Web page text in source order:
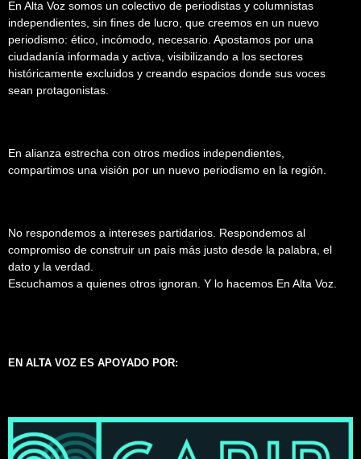
En Alta Voz somos un colectivo de periodistas y columnistas
independientes, sin fines de lucro, que creemos en un nuevo
periodismo: ético, incómodo, necesario. Apostamos por una
ciudadanía informada y activa, visibilizando a los sectores
históricamente excluidos y creando espacios donde sus voces
sean protagonistas.
En alianza estrecha con otros medios independientes,
compartimos una visión por un nuevo periodismo en la región.
No respondemos a intereses partidarios. Respondemos al
compromiso de construir un país más justo desde la palabra, el
dato y la verdad.
Escuchamos a quienes otros ignoran. Y lo hacemos En Alta Voz.
EN ALTA VOZ ES APOYADO POR: